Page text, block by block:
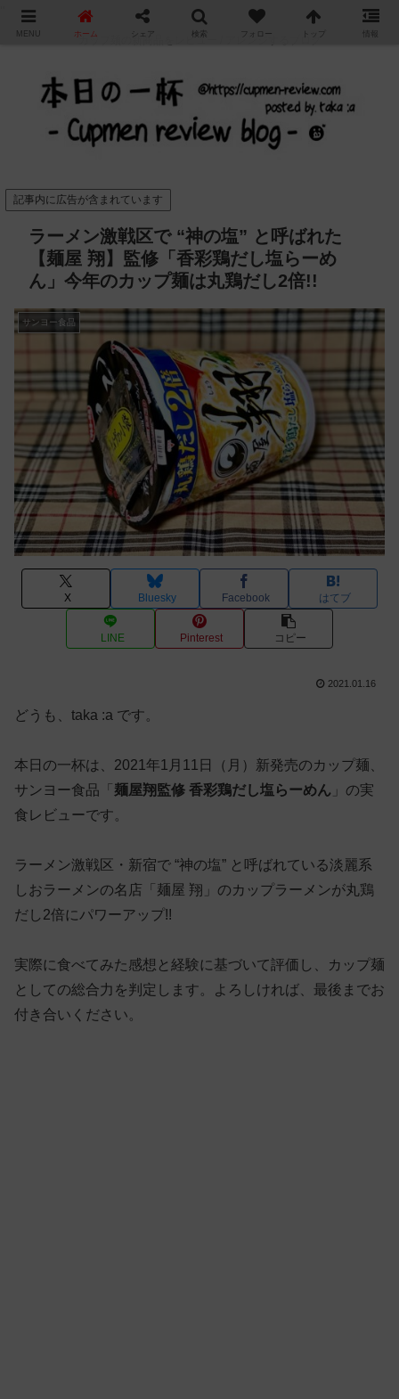
カップ麺の新商品をレビュー / アレンジするブログ
記事内に広告が含まれています
ラーメン激戦区で “神の塩” と呼ばれた
【麺屋 翔】監修「香彩鶏だし塩らーめ
ん」今年のカップ麺は丸鶏だし2倍!!
サンヨー食品
X Bluesky Facebook はてブ
LINE Pinterest コピー
2021.01.16
どうも、taka :a です。
本日の一杯は、2021年1月11日（月）新発売のカップ麺、
サンヨー食品「 麺屋翔監修 香彩鶏だし塩らーめん 」の実
食レビューです。
ラーメン激戦区・新宿で “神の塩” と呼ばれている淡麗系
しおラーメンの名店「麺屋 翔」のカップラーメンが丸鶏
だし2倍にパワーアップ!!
実際に食べてみた感想と経験に基づいて評価し、カップ麺
としての総合力を判定します。よろしければ、最後までお
付き合いください。
MENU ホーム シェア 検索 フォロー トップ 情報